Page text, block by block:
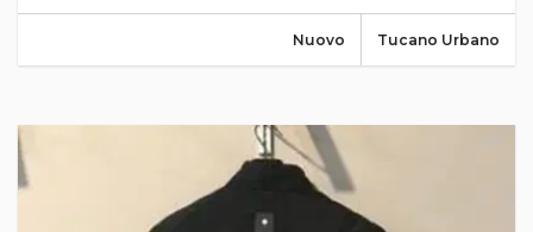
Tucano Urbano
Nuovo